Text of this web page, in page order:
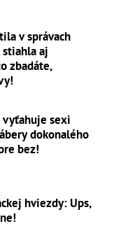
v správach
stiahla aj
zbadáte,
vyťahuje sexi
dokonalého
bez!
hviezdy: Ups,